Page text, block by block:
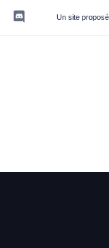
Un site